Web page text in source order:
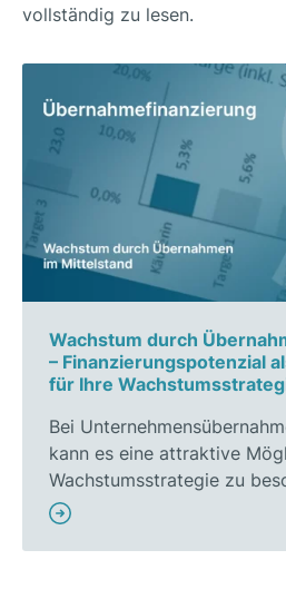
vollständig zu lesen.
Wachstum durch
– Finanzierungspotenzial
für Ihre
Bei
kann es eine attraktive
Wachstumsstrategie zu